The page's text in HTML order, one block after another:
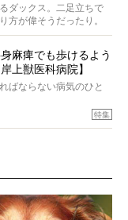
ダックス。二足立ちで
方が偉そうだったり。
姿は、もう人間にしか
麻痺でも歩けるよう
上獣医科病院】
ばならない病気のひと
、ヘルニアに強い動物
えたご家族のインタビ
かった子が投与37日で
特集